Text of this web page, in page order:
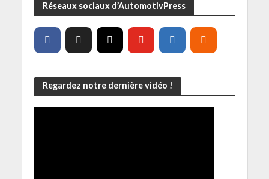
Réseaux sociaux d’AutomotivPress
Regardez notre dernière vidéo !